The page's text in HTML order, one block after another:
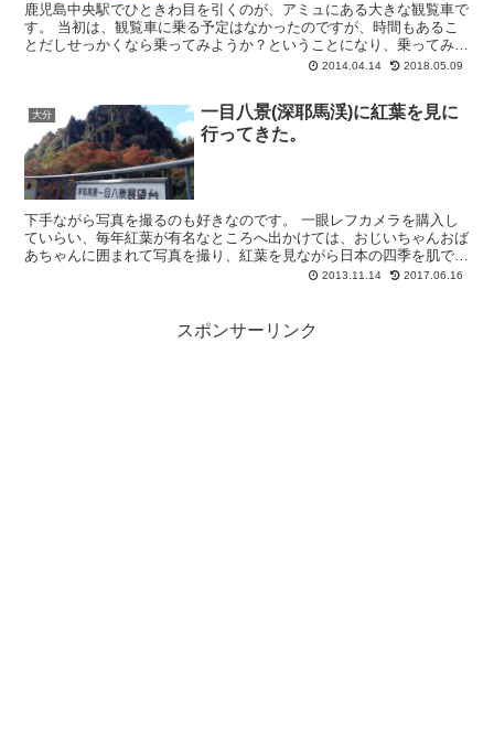
鹿児島中央駅でひときわ目を引くのが、アミュにある大きな観覧車で
す。 当初は、観覧車に乗る予定はなかったのですが、時間もあるこ
とだしせっかくなら乗ってみようか？ということになり、乗ってみる
2014.04.14 2018.05.09
大分
一目八景(深耶馬渓)に紅葉を見に
行ってきた。
下手ながら写真を撮るのも好きなのです。 一眼レフカメラを購入し
ていらい、毎年紅葉が有名なところへ出かけては、おじいちゃんおば
あちゃんに囲まれて写真を撮り、紅葉を見ながら日本の四季を肌で感
じ、あー日本人に生まれてよかったな！と、思う今日...
2013.11.14 2017.06.16
スポンサーリンク